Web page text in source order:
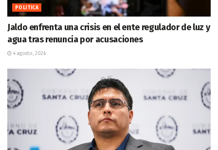
POLITICA
Jaldo enfrenta una crisis en el ente regulador de luz y
agua tras renuncia por acusaciones
4 agosto, 2026